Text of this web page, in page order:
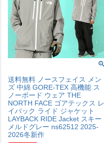
送料無料 ノースフェイス メン
ズ 中綿 GORE-TEX 高機能 ス
ノーボード ウェア THE
NORTH FACE ゴアテックス レ
イバック ライド ジャケット
LAYBACK RIDE Jacket スキー
メルドグレー ns62512 2025-
2026冬新作